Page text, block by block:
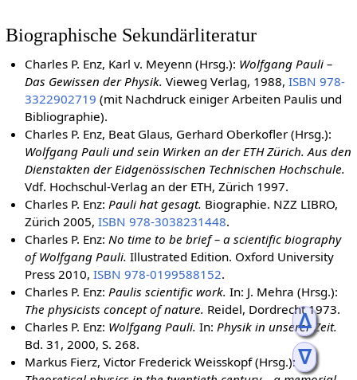
ᐃ
ᐁ
Biographische Sekundärliteratur
Charles P. Enz, Karl v. Meyenn (Hrsg.): Wolfgang Pauli –
Das Gewissen der Physik. Vieweg Verlag, 1988,ISBN 978-
3322902719 (mit Nachdruck einiger Arbeiten Paulis und
Bibliographie).
Charles P. Enz, Beat Glaus, Gerhard Oberkofler (Hrsg.):
Wolfgang Pauli und sein Wirken an der ETH Zürich. Aus den
Dienstakten der Eidgenössischen Technischen Hochschule.
Vdf. Hochschul-Verlag an der ETH, Zürich 1997.
Charles P. Enz: Pauli hat gesagt. Biographie. NZZ LIBRO,
Zürich 2005,ISBN 978-3038231448.
Charles P. Enz: No time to be brief – a scientific biography
of Wolfgang Pauli. Illustrated Edition. Oxford University
Press 2010,ISBN 978-0199588152.
Charles P. Enz: Paulis scientific work. In: J. Mehra (Hrsg.):
The physicists concept of nature. Reidel, Dordrecht 1973.
Charles P. Enz: Wolfgang Pauli. In: Physik in unserer Zeit.
Bd. 31, 2000, S. 268.
Markus Fierz, Victor Frederick Weisskopf (Hrsg.):